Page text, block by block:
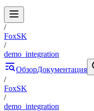
/
FoxSK
/
demo_integration
ОбзорДокументация
/
FoxSK
/
demo_integration